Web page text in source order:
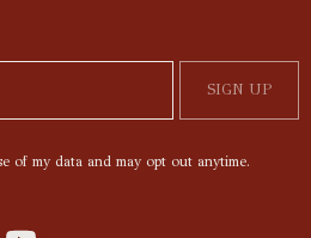
SIGN UP
of my data and may opt out anytime.